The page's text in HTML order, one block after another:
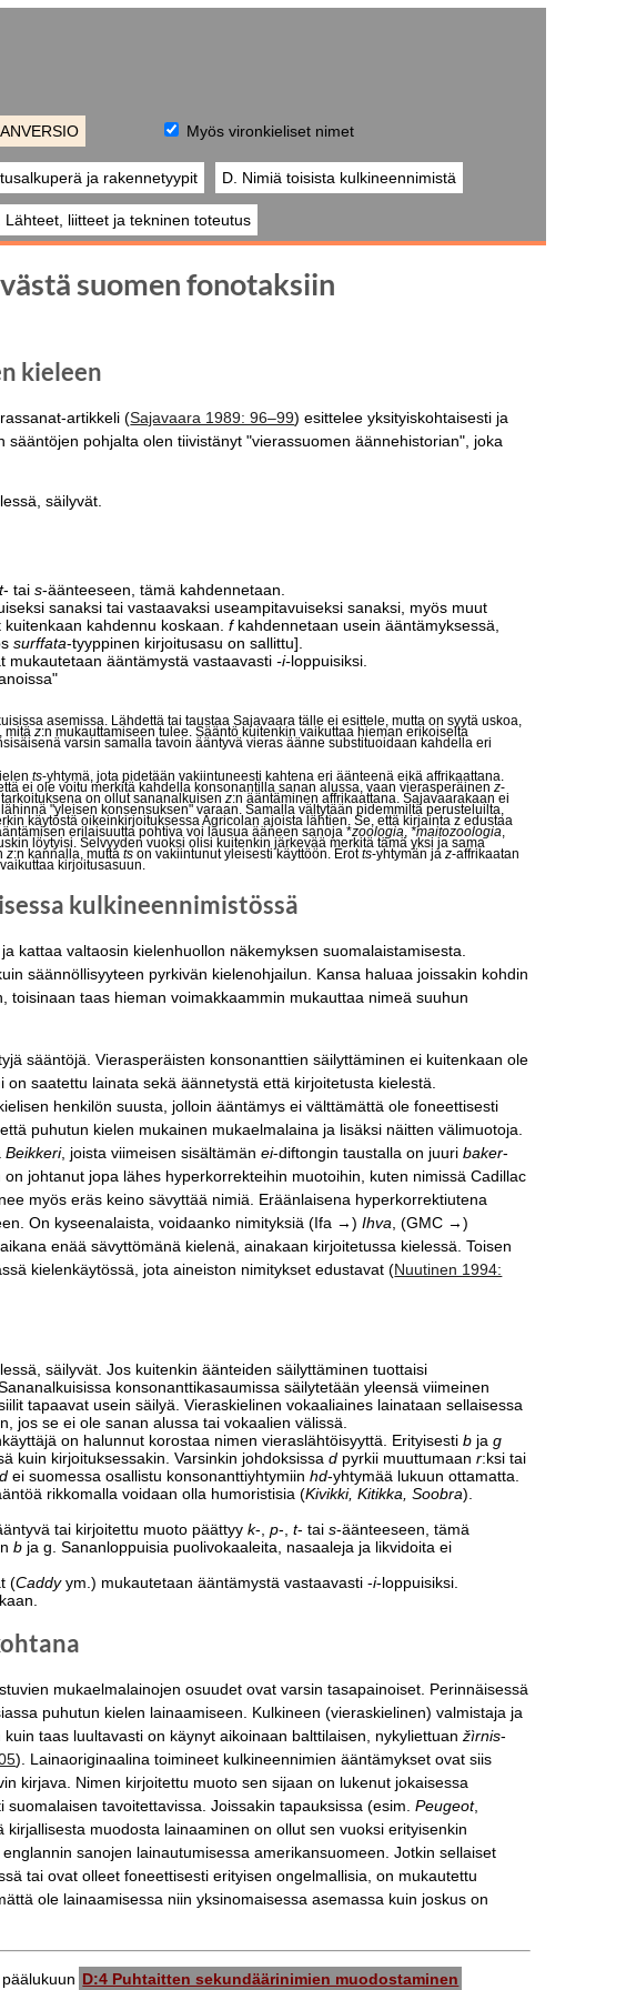
Myös vironkieliset nimet
ja rakennetyypit D. Nimiä toisista kulkineennimistä
Lähteet, liitteet ja tekninen toteutus
suomen fonotaksiin
kieleen
artikkeli (Sajavaara 1989: 96–99) esittelee yksityiskohtaisesti ja
pohjalta olen tiivistänyt "vierassuomen äännehistorian", joka
säilyvät.
- tais-äänteeseen, tämä kahdennetaan.
sanaksi tai vastaavaksi useampitavuiseksi sanaksi, myös muut
kuitenkaan kahdennu koskaan.f kahdennetaan usein ääntämyksessä,
surffata-tyyppinen kirjoitusasu on sallittu].
mukautetaan ääntämystä vastaavasti-i-loppuisiksi.
asemissa. Lähdettä tai taustaa Sajavaara tälle ei esittele, mutta on syytä uskoa,
mitäz:n mukauttamiseen tulee. Sääntö kuitenkin vaikuttaa hieman erikoiselta
varsin samalla tavoin ääntyvä vieras äänne substituoidaan kahdella eri
ts-yhtymä, jota pidetään vakiintuneesti kahtena eri äänteenä eikä affrikaattana.
ei ole voitu merkitä kahdella konsonantilla sanan alussa, vaan vierasperäinenz-
on ollut sananalkuisenz:n ääntäminen affrikaattana. Sajavaarakaan ei
"yleisen konsensuksen" varaan. Samalla vältytään pidemmiltä perusteluilta,
käytöstä oikeinkirjoituksessa Agricolan ajoista lähtien. Se, että kirjainta z edustaa
erilaisuutta pohtiva voi lausua ääneen sanoja *zoologia ,*maitozoologia
löytyisi. Selvyyden vuoksi olisi kuitenkin järkevää merkitä tämä yksi ja sama
z:n kannalla, muttats on vakiintunut yleisesti käyttöön. Erotts-yhtymän jaz-affrikaatan
kirjoitusasuun.
kulkineennimistössä
kattaa valtaosin kielenhuollon näkemyksen suomalaistamisesta.
säännöllisyyteen pyrkivän kielenohjailun. Kansa haluaa joissakin kohdin
taas hieman voimakkaammin mukauttaa nimeä suuhun
sääntöjä. Vierasperäisten konsonanttien säilyttäminen ei kuitenkaan ole
saatettu lainata sekä äännetystä että kirjoitetusta kielestä.
henkilön suusta, jolloin ääntämys ei välttämättä ole foneettisesti
puhutun kielen mukainen mukaelmalaina ja lisäksi näitten välimuotoja.
Beikkeri, joista viimeisen sisältämänei-diftongin taustalla on juuribaker-
johtanut jopa lähes hyperkorrekteihin muotoihin, kuten nimissä Cadillac
myös eräs keino sävyttää nimiä. Eräänlaisena hyperkorrektiutena
On kyseenalaista, voidaanko nimityksiä (Ifa →)Ihva , (GMC →)
enää sävyttömänä kielenä, ainakaan kirjoitetussa kielessä. Toisen
kielenkäytössä, jota aineiston nimitykset edustavat (Nuutinen 1994:
säilyvät. Jos kuitenkin äänteiden säilyttäminen tuottaisi
konsonanttikasaumissa säilytetään yleensä viimeinen
tapaavat usein säilyä. Vieraskielinen vokaaliaines lainataan sellaisessa
jos se ei ole sanan alussa tai vokaalien välissä.
on halunnut korostaa nimen vieraslähtöisyyttä. Erityisestib jag
kuin kirjoituksessakin. Varsinkin johdoksissad pyrkii muuttumaanr:ksi tai
d ei suomessa osallistu konsonanttiyhtymiinhd-yhtymää lukuun ottamatta.
rikkomalla voidaan olla humoristisia (Kivikki, Kitikka, Soobra).
tai kirjoitettu muoto päättyyk-,p-,t- tais-äänteeseen, tämä
b ja g. Sananloppuisia puolivokaaleita, nasaaleja ja likvidoita ei
(Caddyym.) mukautetaan ääntämystä vastaavasti -i-loppuisiksi.
mukaelmalainojen osuudet ovat varsin tasapainoiset. Perinnäisessä
puhutun kielen lainaamiseen. Kulkineen (vieraskielinen) valmistaja ja
taas luultavasti on käynyt aikoinaan balttilaisen, nykyliettuanžìrnis-
). Lainaoriginaalina toimineet kulkineennimien ääntämykset ovat siis
kirjava. Nimen kirjoitettu muoto sen sijaan on lukenut jokaisessa
tavoitettavissa. Joissakin tapauksissa (esim.Peugeot,
muodosta lainaaminen on ollut sen vuoksi erityisenkin
sanojen lainautumisessa amerikansuomeen. Jotkin sellaiset
tai ovat olleet foneettisesti erityisen ongelmallisia, on mukautettu
ole lainaamisessa niin yksinomaisessa asemassa kuin joskus on
D:4 Puhtaitten sekundäärinimien muodostaminen